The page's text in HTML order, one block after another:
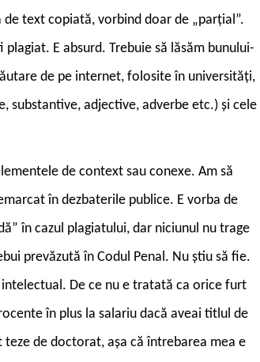
de text copiată, vorbind doar de „parțial”.
E absurd. Trebuie să lăsăm bunului-
de pe internet, folosite în universități,
substantive, adjective, adverbe etc.) și cele
de context sau conexe. Am să
în dezbaterile publice. E vorba de
în cazul plagiatului, dar niciunul nu trage
prevăzută în Codul Penal. Nu știu să fie.
De ce nu e tratată ca orice furt
în plus la salariu dacă aveai titlul de
de doctorat, așa că întrebarea mea e